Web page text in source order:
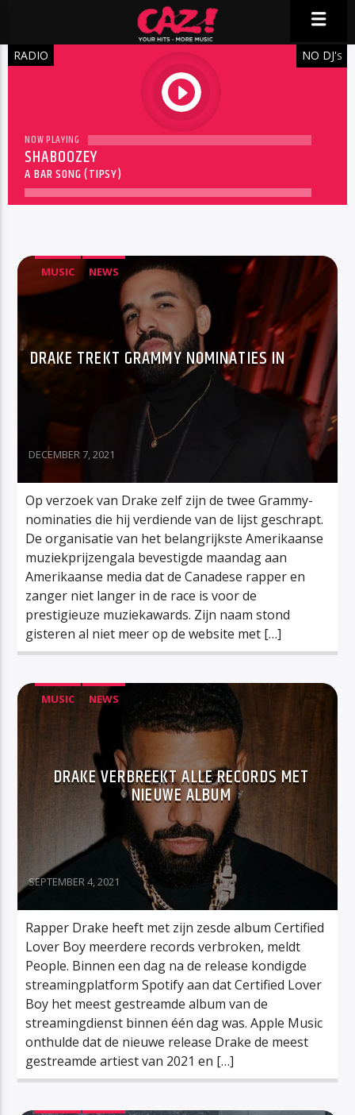
RADIO
play
NO DJ'S
NOW PLAYING
SHABOOZEY
A BAR SONG (TIPSY)
MUSIC NEWS
DRAKE TREKT GRAMMY NOMINATIES IN
DECEMBER 7, 2021
Op verzoek van Drake zelf zijn de twee Grammy-
nominaties die hij verdiende van de lijst geschrapt.
De organisatie van het belangrijkste Amerikaanse
muziekprijzengala bevestigde maandag aan
Amerikaanse media dat de Canadese rapper en
zanger niet langer in de race is voor de
prestigieuze muziekawards. Zijn naam stond
gisteren al niet meer op de website met […]
MUSIC NEWS
DRAKE VERBREEKT ALLE RECORDS MET
NIEUWE ALBUM
SEPTEMBER 4, 2021
Rapper Drake heeft met zijn zesde album Certified
Lover Boy meerdere records verbroken, meldt
People. Binnen een dag na de release kondigde
streamingplatform Spotify aan dat Certified Lover
Boy het meest gestreamde album van de
streamingdienst binnen één dag was. Apple Music
onthulde dat de nieuwe release Drake de meest
gestreamde artiest van 2021 en […]